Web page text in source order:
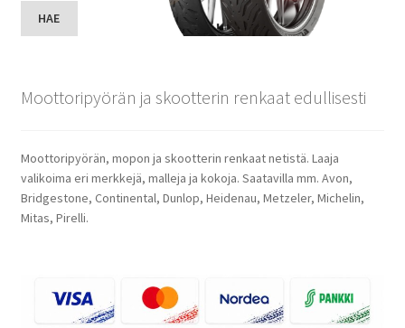
HAE
Moottoripyörän ja skootterin renkaat edullisesti
Moottoripyörän, mopon ja skootterin renkaat netistä. Laaja
valikoima eri merkkejä, malleja ja kokoja. Saatavilla mm. Avon,
Bridgestone, Continental, Dunlop, Heidenau, Metzeler, Michelin,
Mitas, Pirelli.